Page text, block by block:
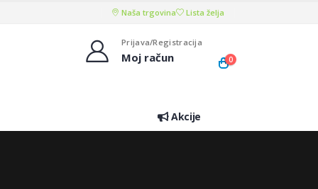
Naša trgovina Lista želja
Prijava/Registracija
Moj račun 0
Akcije